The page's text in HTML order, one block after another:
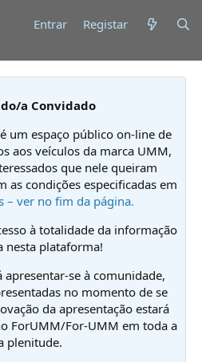
Entrar Registar
a Convidado
é um espaço público on-line de
aos veículos da marca UMM,
que nele queiram
as condições especificadas em
– ver no fim da página.
à totalidade da informação
nesta plataforma!
se à comunidade,
no momento de se
da apresentação estará
ForUMM/For-UMM em toda a
plenitude.